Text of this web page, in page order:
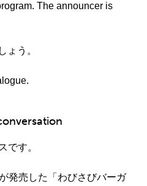
The announcer is
ょう。
です。
発売した「わびさびバーガ